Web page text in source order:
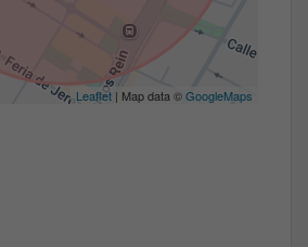
Leaflet | Map data ©GoogleMaps